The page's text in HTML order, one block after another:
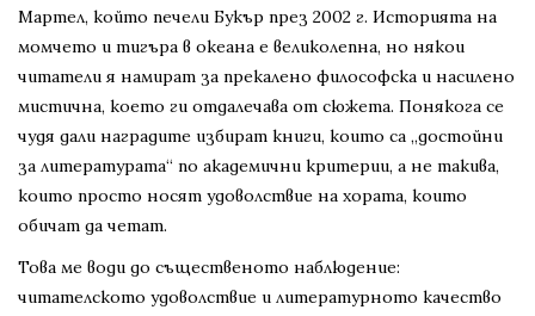
Мартел, който печели Букър през 2002 г. Историята на
момчето и тигъра в океана е великолепна, но някои
читатели я намират за прекалено философска и насилено
мистична, което ги отдалечава от сюжета. Понякога се
чудя дали наградите избират книги, които са „достойни
за литературата“ по академични критерии, а не такива,
които просто носят удоволствие на хората, които
обичат да четат.
Това ме води до същественото наблюдение:
читателското удоволствие и литературното качество